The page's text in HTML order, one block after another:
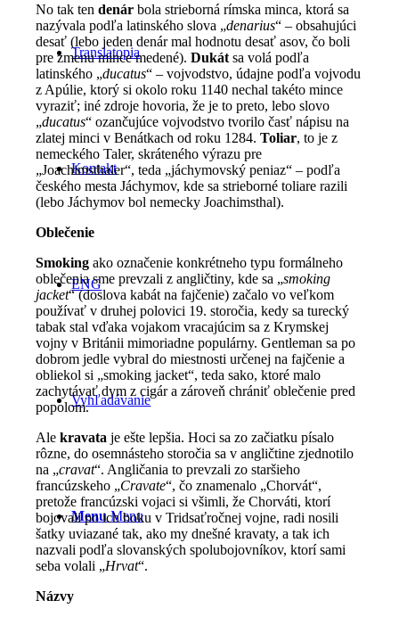
Translatopia
Kontakt
ENG
Vyhľadávanie
Menu Menu
No tak tendenár bola strieborná rímska minca, ktorá sa
nazývala podľa latinského slova „denarius“ – obsahujúci
desať (lebo jeden denár mal hodnotu desať asov, čo boli
pre zmenu mince medené).Dukát sa volá podľa
latinského „ducatus“ – vojvodstvo, údajne podľa vojvodu
z Apúlie, ktorý si okolo roku 1140 nechal takéto mince
vyraziť; iné zdroje hovoria, že je to preto, lebo slovo
„ducatus“ ozančujúce vojvodstvo tvorilo časť nápisu na
zlatej minci v Benátkach od roku 1284.Toliar, to je z
nemeckého Taler, skráteného výrazu pre
„Joachimsthaler“, teda „jáchymovský peniaz“ – podľa
českého mesta Jáchymov, kde sa strieborné toliare razili
(lebo Jáchymov bol nemecky Joachimsthal).
Oblečenie
Smoking ako označenie konkrétneho typu formálneho
oblečenia sme prevzali z angličtiny, kde sa „smoking
jacket“ (doslova kabát na fajčenie) začalo vo veľkom
používať v druhej polovici 19. storočia, kedy sa turecký
tabak stal vďaka vojakom vracajúcim sa z Krymskej
vojny v Británii mimoriadne populárny. Gentleman sa po
dobrom jedle vybral do miestnosti určenej na fajčenie a
obliekol si „smoking jacket“, teda sako, ktoré malo
zachytávať dym z cigár a zároveň chrániť oblečenie pred
popolom.
Alekravata je ešte lepšia. Hoci sa zo začiatku písalo
rôzne, do osemnásteho storočia sa v angličtine zjednotilo
na „cravat“. Angličania to prevzali zo staršieho
francúzskeho „Cravate“, čo znamenalo „Chorvát“,
pretože francúzski vojaci si všimli, že Chorváti, ktorí
bojovali po ich boku v Tridsaťročnej vojne, radi nosili
šatky uviazané tak, ako my dnešné kravaty, a tak ich
nazvali podľa slovanských spolubojovníkov, ktorí sami
seba volali „Hrvat“.
Názvy